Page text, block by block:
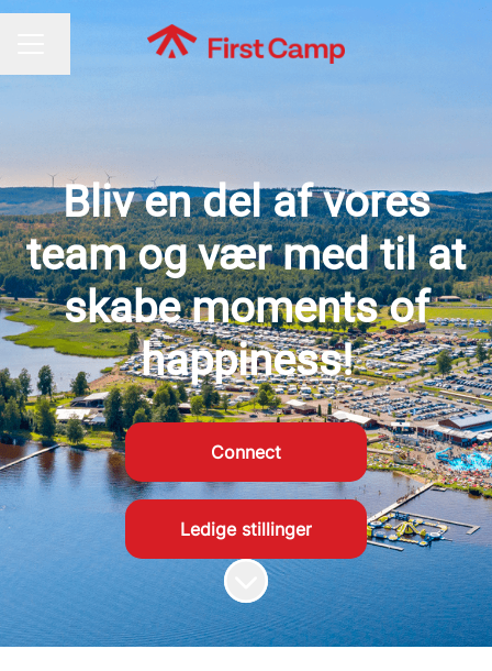
Bliv en del af vores
team og vær med til at
skabe moments of
happiness!
Connect
Ledige stillinger
Rul til indhold